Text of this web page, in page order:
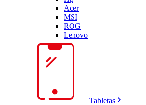
Acer
MSI
ROG
Lenovo
Tabletas